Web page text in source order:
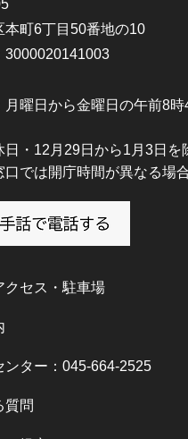
本町6丁目50番地の10
3000020141003
月曜日から金曜日の午前8
日・12月29日から1月3日を
では開庁時間が異なる場
クセス・駐車場
ンター：045-664-2525
質問